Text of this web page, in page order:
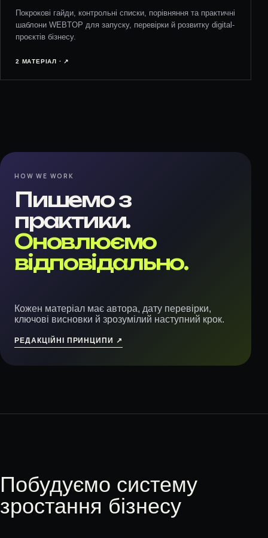
Покрокові гайди, контрольні списки, порівняння та практичні
шаблони WEBTOP для запуску, перевірки й розвитку digital-
проєктів бізнесу.
2 МАТЕРІАЛ · ↗︎
HOW WE WORK
Пишемо з
практики.
Оновлюємо
відповідально.
Кожен матеріал має автора, дату перевірки,
ключові висновки й зрозумілий наступний крок.
РЕДАКЦІЙНІ ПРИНЦИПИ ↗︎
Побудуємо систему
зростання бізнесу